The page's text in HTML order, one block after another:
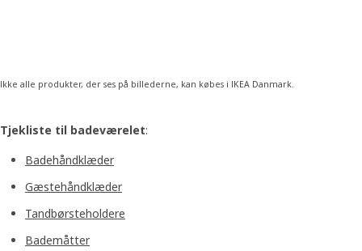
Ikke alle produkter, der ses på billederne, kan købes i IKEA Danmark.
Tjekliste til badeværelet:
Badehåndklæder
Gæstehåndklæder
Tandbørsteholdere
Bademåtter